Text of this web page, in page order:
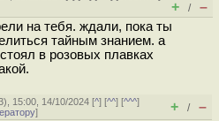
+ / –
на тебя. ждали, пока ты
тайным знанием. а
в розовых плавках
), 15:00, 14/10/2024 [^] [^^] [^^^]
] + / –